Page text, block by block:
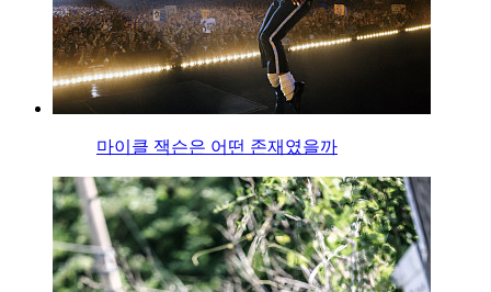
마이클 잭슨은 어떤 존재였을까